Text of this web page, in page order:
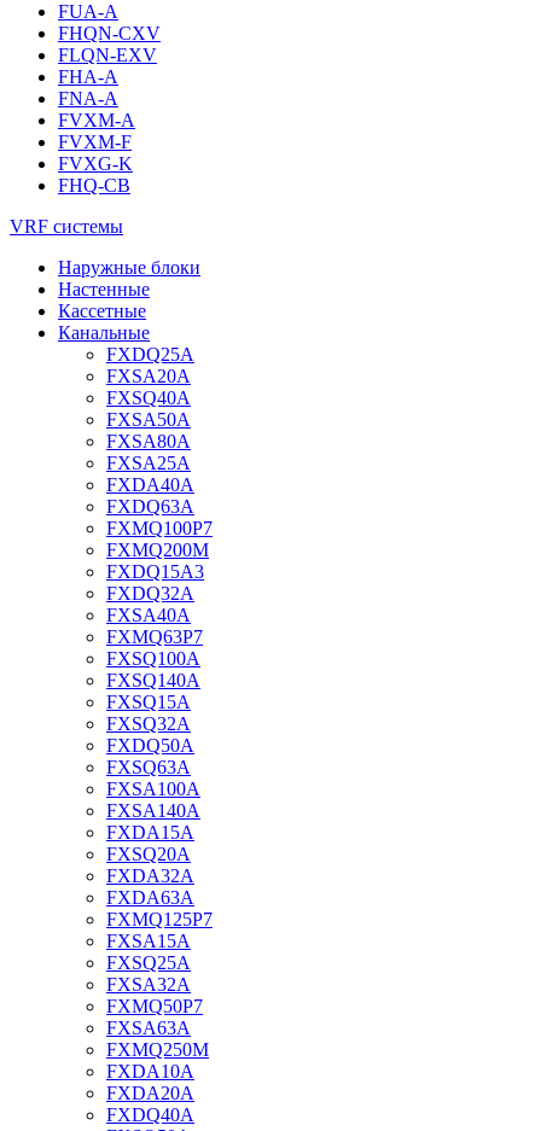
FUA-A
FHQN-CXV
FLQN-EXV
FHA-A
FNA-A
FVXM-A
FVXM-F
FVXG-K
FHQ-CB
VRF системы
Наружные блоки
Настенные
Кассетные
Канальные
FXDQ25A
FXSA20A
FXSQ40A
FXSA50A
FXSA80A
FXSA25A
FXDA40A
FXDQ63A
FXMQ100P7
FXMQ200M
FXDQ15A3
FXDQ32A
FXSA40A
FXMQ63P7
FXSQ100A
FXSQ140A
FXSQ15A
FXSQ32A
FXDQ50A
FXSQ63A
FXSA100A
FXSA140A
FXDA15A
FXSQ20A
FXDA32A
FXDA63A
FXMQ125P7
FXSA15A
FXSQ25A
FXSA32A
FXMQ50P7
FXSA63A
FXMQ250M
FXDA10A
FXDA20A
FXDQ40A